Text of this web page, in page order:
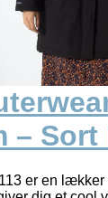
– Sort
er en lækker